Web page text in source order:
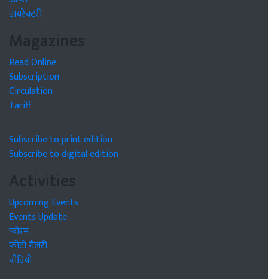
डायरेक्टरी
Magazines
Read Online
Subscription
Circulation
Tariff
Subscribe to print edition
Subscribe to digital edition
Activities
Upcoming Events
Events Update
फोरम
फोटो गैलरी
वीडियो